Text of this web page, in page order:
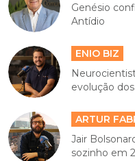
Genésio
Antídio
ENIO BIZ
evolução
ARTUR
Jair
sozinho em